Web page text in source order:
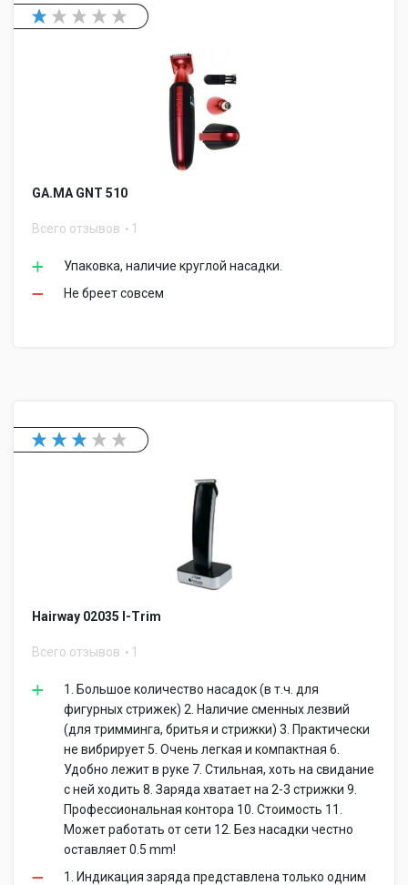
GA.MA GNT 510
Всего отзывов 1
Упаковка, наличие круглой насадки.
Не бреет совсем
Hairway 02035 I-Trim
Всего отзывов 1
1. Большое количество насадок (в т.ч. для
фигурных стрижек) 2. Наличие сменных лезвий
(для тримминга, бритья и стрижки) 3. Практически
не вибрирует 5. Очень легкая и компактная 6.
Удобно лежит в руке 7. Стильная, хоть на свидание
с ней ходить 8. Заряда хватает на 2-3 стрижки 9.
Профессиональная контора 10. Стоимость 11.
Может работать от сети 12. Без насадки честно
оставляет 0.5 mm!
1. Индикация заряда представлена только одним